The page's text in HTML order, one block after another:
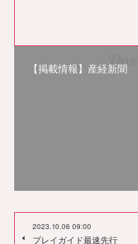
【掲載情報】産経新聞
2023.10.06 09:00
プレイガイド最速先行